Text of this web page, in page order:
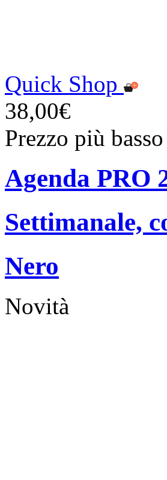
Quick Shop
38,00€
Prezzo più
Agenda PRO
Settimanale,
Nero
Novità